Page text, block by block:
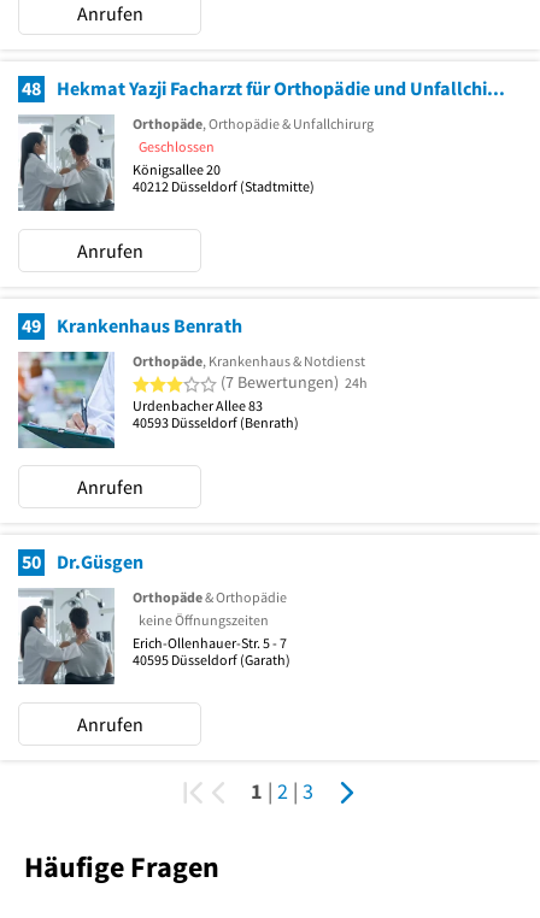
Anrufen
48 Hekmat Yazji Facharzt für Orthopädie und Unfallchirurgie
Orthopäde, Orthopädie & Unfallchirurg
Geschlossen
Königsallee 20
40212 Düsseldorf (Stadtmitte)
Anrufen
49 Krankenhaus Benrath
Orthopäde, Krankenhaus & Notdienst
3 von 5 Sternen
(7 Bewertungen) 24h
Urdenbacher Allee 83
40593 Düsseldorf (Benrath)
Anrufen
50 Dr.Güsgen
Orthopäde& Orthopädie
keine Öffnungszeiten
Erich-Ollenhauer-Str. 5 - 7
40595 Düsseldorf (Garath)
Anrufen
1 | 2 | 3
Häufige Fragen